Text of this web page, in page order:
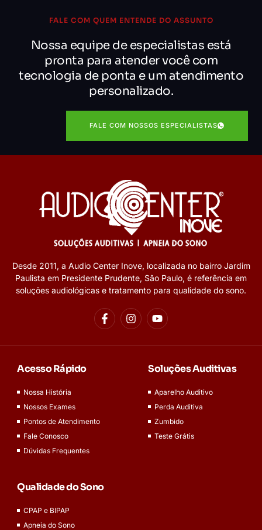
FALE COM QUEM ENTENDE DO ASSUNTO
Nossa equipe de especialistas está
pronta para atender você com
tecnologia de ponta e um atendimento
personalizado.
FALE COM NOSSOS ESPECIALISTAS
Desde 2011, a Audio Center Inove, localizada no bairro Jardim
Paulista em Presidente Prudente, São Paulo, é referência em
soluções audiológicas e tratamento para qualidade do sono.
Acesso Rápido
Nossa História
Nossos Exames
Pontos de Atendimento
Fale Conosco
Dúvidas Frequentes
Soluções Auditivas
Aparelho Auditivo
Perda Auditiva
Zumbido
Teste Grátis
Qualidade do Sono
CPAP e BIPAP
Apneia do Sono